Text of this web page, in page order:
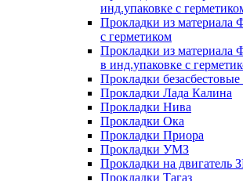
инд.упаковке с
Прокладки из
с герметиком
Прокладки из
в инд.упаковке с
Прокладки
Прокладки Лада Калина
Прокладки Нива
Прокладки Ока
Прокладки Приора
Прокладки УМЗ
Прокладки на двигатель
Прокладки Тагаз